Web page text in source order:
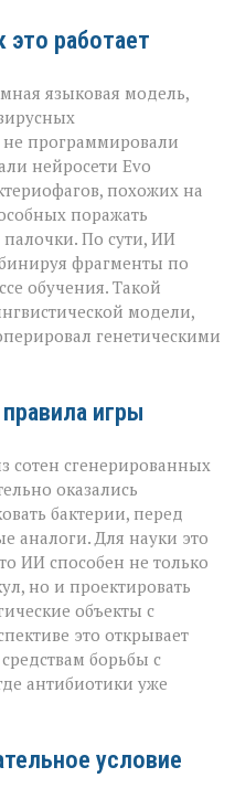
это работает
языковая модель,
не программировали
нейросети Evo
похожих на
поражать
По сути, ИИ
фрагменты по
обучения. Такой
модели,
генетическими
игры
сотен сгенерированных
оказались
бактерии, перед
аналоги. Для науки это
ИИ способен не только
но и проектировать
объекты с
это открывает
борьбы с
антибиотики уже
условие